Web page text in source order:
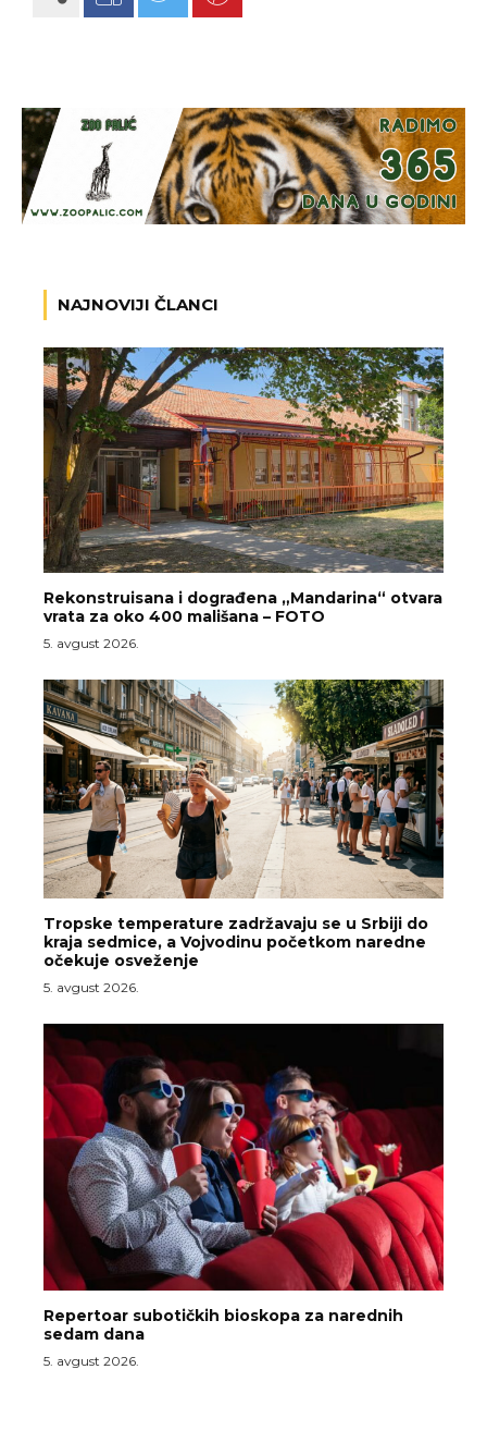
NAJNOVIJI ČLANCI
Rekonstruisana i dograđena „Mandarina“ otvara
vrata za oko 400 mališana – FOTO
5. avgust 2026.
Tropske temperature zadržavaju se u Srbiji do
kraja sedmice, a Vojvodinu početkom naredne
očekuje osveženje
5. avgust 2026.
Repertoar subotičkih bioskopa za narednih
sedam dana
5. avgust 2026.